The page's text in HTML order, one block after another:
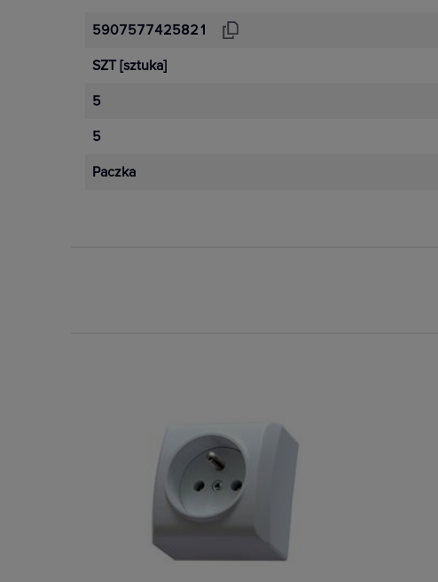
5907577425821
SZT [sztuka]
5
5
Paczka